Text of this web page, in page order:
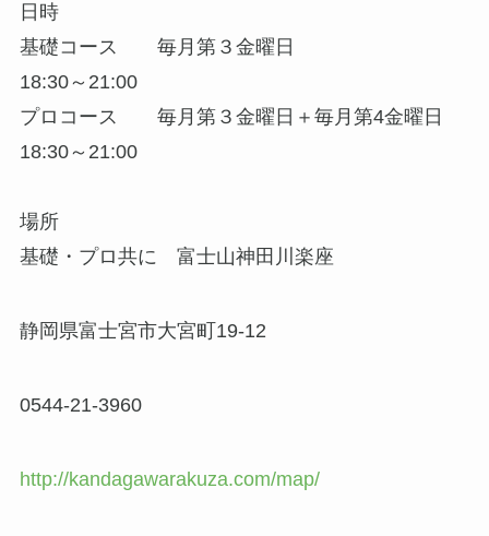
日時
基礎コース 毎月第３金曜日
18:30～21:00
プロコース 毎月第３金曜日＋毎月第4金曜日
18:30～21:00
場所
基礎・プロ共に 富士山神田川楽座
静岡県富士宮市大宮町19-12
0544-21-3960
http://kandagawarakuza.com/map/